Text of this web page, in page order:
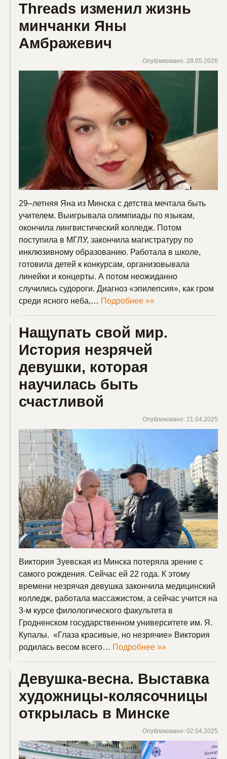
Threads изменил жизнь
минчанки Яны
Амбражевич
Опубликовано: 28.05.2026
29–летняя Яна из Минска с детства мечтала быть
учителем. Выигрывала олимпиады по языкам,
окончила лингвистический колледж. Потом
поступила в МГЛУ, закончила магистратуру по
инклюзивному образованию. Работала в школе,
готовила детей к конкурсам, организовывала
линейки и концерты. А потом неожиданно
случились судороги. Диагноз «эпилепсия», как гром
среди ясного неба,… Подробнее »»
Нащупать свой мир.
История незрячей
девушки, которая
научилась быть
счастливой
Опубликовано: 21.04.2025
Виктория Зуевская из Минска потеряла зрение с
самого рождения. Сейчас ей 22 года. К этому
времени незрячая девушка закончила медицинский
колледж, работала массажистом, а сейчас учится на
3-м курсе филологического факультета в
Гродненском государственном университете им. Я.
Купалы. «Глаза красивые, но незрячие» Виктория
родилась весом всего… Подробнее »»
Девушка-весна. Выставка
художницы-колясочницы
открылась в Минске
Опубликовано: 02.04.2025